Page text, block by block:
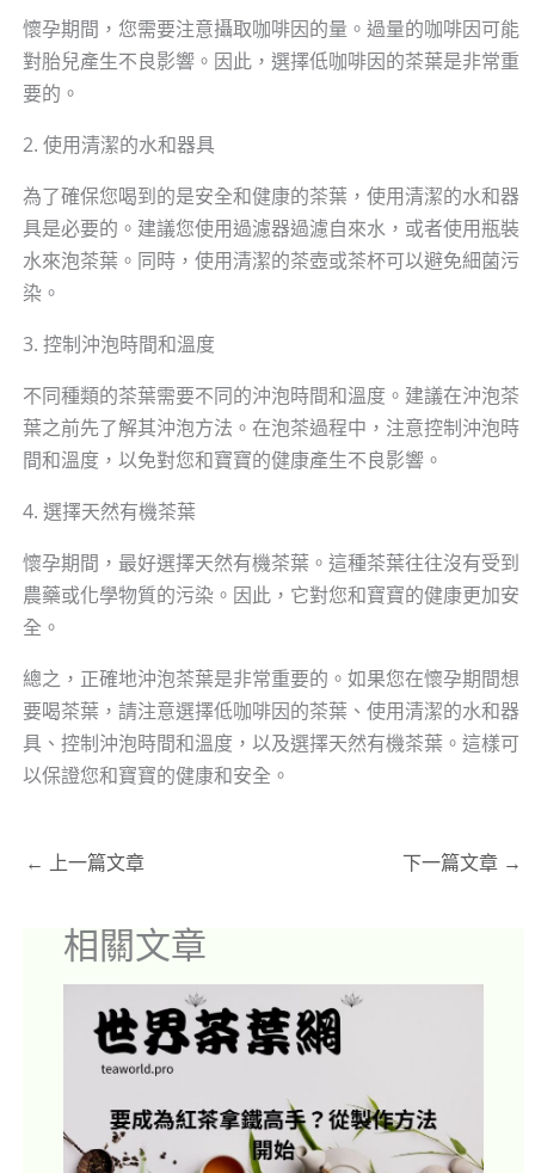
懷孕期間，您需要注意攝取咖啡因的量。過量的咖啡因可能
對胎兒產生不良影響。因此，選擇低咖啡因的茶葉是非常重
要的。
2. 使用清潔的水和器具
為了確保您喝到的是安全和健康的茶葉，使用清潔的水和器
具是必要的。建議您使用過濾器過濾自來水，或者使用瓶裝
水來泡茶葉。同時，使用清潔的茶壺或茶杯可以避免細菌污
染。
3. 控制沖泡時間和溫度
不同種類的茶葉需要不同的沖泡時間和溫度。建議在沖泡茶
葉之前先了解其沖泡方法。在泡茶過程中，注意控制沖泡時
間和溫度，以免對您和寶寶的健康產生不良影響。
4. 選擇天然有機茶葉
懷孕期間，最好選擇天然有機茶葉。這種茶葉往往沒有受到
農藥或化學物質的污染。因此，它對您和寶寶的健康更加安
全。
總之，正確地沖泡茶葉是非常重要的。如果您在懷孕期間想
要喝茶葉，請注意選擇低咖啡因的茶葉、使用清潔的水和器
具、控制沖泡時間和溫度，以及選擇天然有機茶葉。這樣可
以保證您和寶寶的健康和安全。
← 上一篇文章 下一篇文章 →
相關文章